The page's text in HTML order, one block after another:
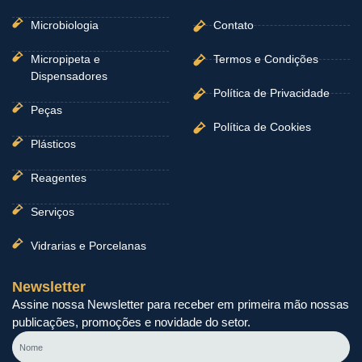
Microbiologia
Micropipeta e
Dispensadores
Peças
Plásticos
Reagentes
Serviços
Vidrarias e Porcelanas
Contato
Termos e Condições
Política de Privacidade
Política de Cookies
Newsletter
Assine nossa Newsletter para receber em primeira mão nossas
publicações, promoções e novidade do setor.
Nome